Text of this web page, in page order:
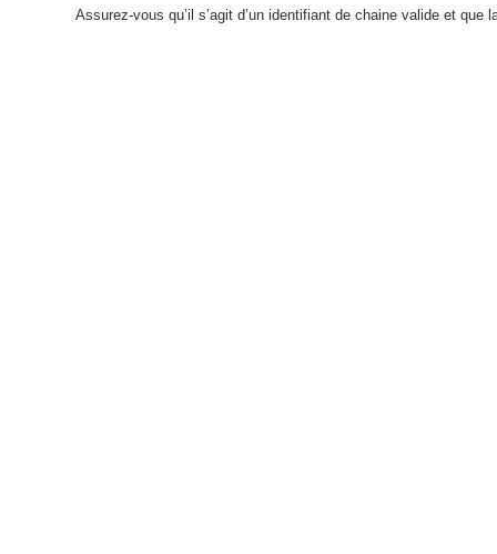
Assurez-vous qu’il s’agit d’un identifiant de chaine valide et